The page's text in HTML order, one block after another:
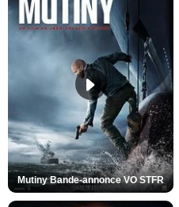
Mutiny Bande-annonce VO STFR